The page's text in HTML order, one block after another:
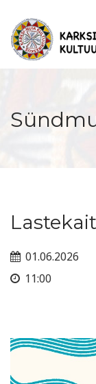
01.06.2026
11:00